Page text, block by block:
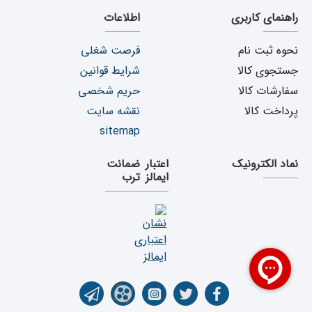
! تعمیرات خودرو کاریست فنی و باید
توسط متخصص انجام شود
انتخاب و مراجعه به تعمیرگاهی که تجربه تعویض قاب مه
شکن جیلی امگرند 7 خودرو شمارا داشته باشد
باز کردن قاب مه شکن توسط تعمیرکار و تشخیص قطعات
خرید )
راهنمای کاربری
نحوه ثبت نام
جستجوی کالا
سفارشات کالا
پرداخت کالا
اطلاعات
فرصت شغلی
شرایط قوانین
حریم شخصی
نقشه سایت
sitemap
نماد الکترونیک
اعتبار
ایمالز
ضمانت
ترب